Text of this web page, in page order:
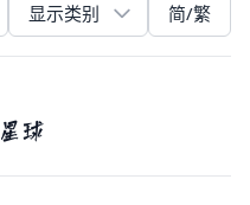
简/繁
球